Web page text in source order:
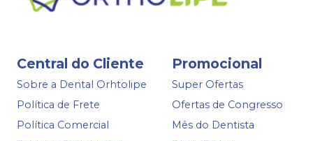
Central do Cliente
Sobre a Dental Orhtolipe
Política de Frete
Política Comercial
Promocional
Super Ofertas
Ofertas de Congresso
Mês do Dentista